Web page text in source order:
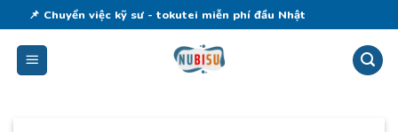
to
content
📌 Chuyển việc kỹ sư - tokutei miễn phí đầu Nhật